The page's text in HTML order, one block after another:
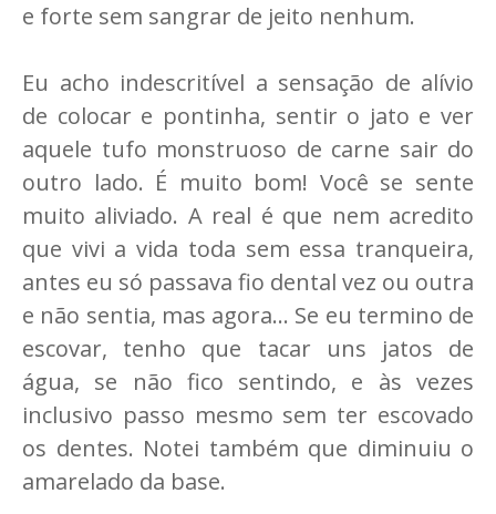
e forte sem sangrar de jeito nenhum.
Eu acho indescritível a sensação de alívio
de colocar e pontinha, sentir o jato e ver
aquele tufo monstruoso de carne sair do
outro lado. É muito bom! Você se sente
muito aliviado. A real é que nem acredito
que vivi a vida toda sem essa tranqueira,
antes eu só passava fio dental vez ou outra
e não sentia, mas agora... Se eu termino de
escovar, tenho que tacar uns jatos de
água, se não fico sentindo, e às vezes
inclusivo passo mesmo sem ter escovado
os dentes. Notei também que diminuiu o
amarelado da base.